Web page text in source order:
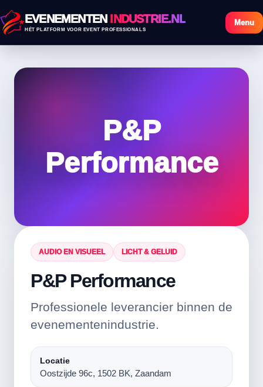
EVENEMENTEN INDUSTRIE.NL
HÉT PLATFORM VOOR EVENT PROFESSIONALS
Menu
P&P
Performance
AUDIO EN VISUEEL LICHT & GELUID
P&P Performance
Professionele leverancier binnen de
evenementenindustrie.
Locatie
Oostzijde 96c, 1502 BK, Zaandam